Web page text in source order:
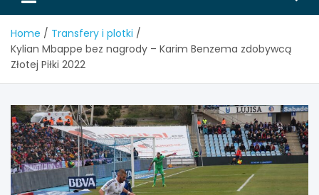
Home
Transfery i plotki
Kylian Mbappe bez nagrody – Karim Benzema zdobywcą
Złotej Piłki 2022